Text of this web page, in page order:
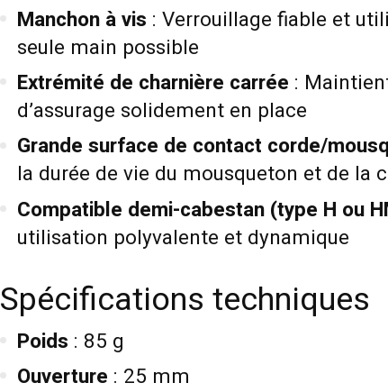
Manchon à vis : Verrouillage fiable et
seule main possible
Extrémité de charnière carrée :
d’assurage solidement en place
Grande surface de contact corde/
la durée de vie du mousqueton et de la
Compatible demi-cabestan (type H ou
utilisation polyvalente et dynamique
Spécifications techniques
Poids : 85 g
Ouverture : 25 mm